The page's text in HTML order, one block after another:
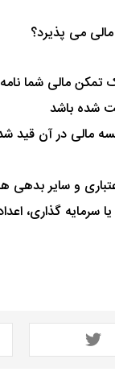
می پذیرد؟
مالی شما
شده باشد
مالی در آن قید
و سایر بدهی
سرمایه گذاری،